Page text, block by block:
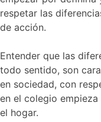
respetar las
de acción.
Entender que las
todo sentido, son
en sociedad, con
en el colegio
el hogar.